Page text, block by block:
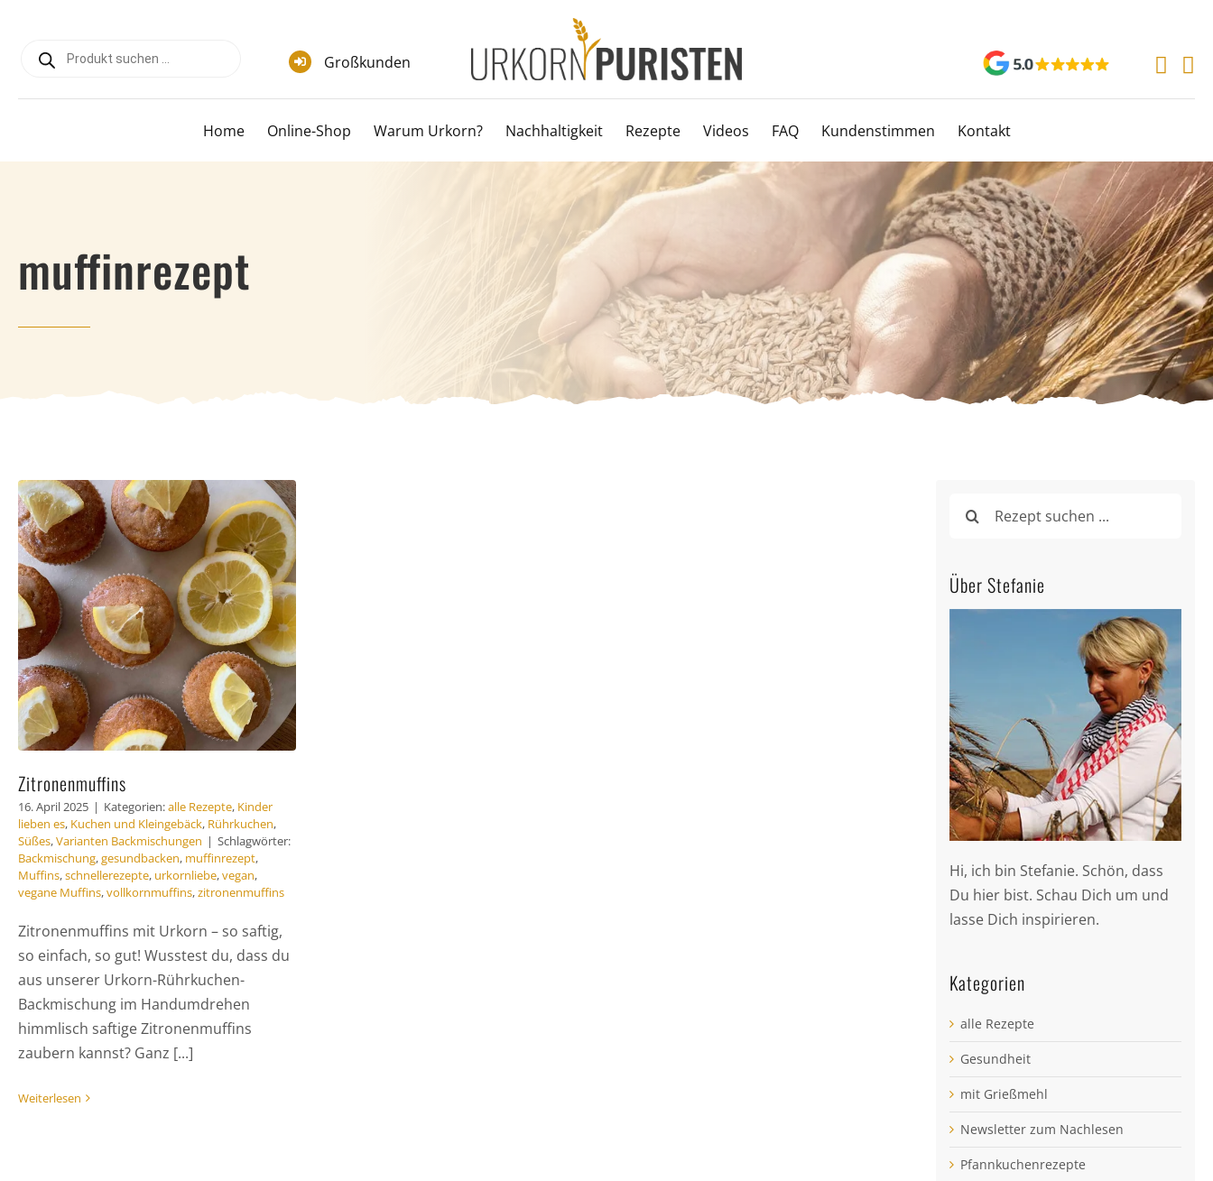
springen
search Großkunden
Home Online-Shop Warum Urkorn? Nachhaltigkeit Rezepte Videos FAQ Kundenstimmen Kontakt
muffinrezept
Zitronenmuffins
16. April 2025 | Kategorien:alle Rezepte, Kinder
lieben es, Kuchen und Kleingebäck, Rührkuchen,
Süßes,Varianten Backmischungen | Schlagwörter:
Backmischung,gesundbacken, muffinrezept,
Muffins,schnellerezepte, urkornliebe,vegan,
vegane Muffins,vollkornmuffins,zitronenmuffins
Zitronenmuffins mit Urkorn – so saftig,
so einfach, so gut! Wusstest du, dass du
aus unserer Urkorn-Rührkuchen-
Backmischung im Handumdrehen
himmlisch saftige Zitronenmuffins
zaubern kannst? Ganz [...]
Weiterlesen
nach:
Über Stefanie
Hi, ich bin Stefanie. Schön, dass
Du hier bist. Schau Dich um und
lasse Dich inspirieren.
Kategorien
alle Rezepte
Gesundheit
mit Grießmehl
Newsletter zum Nachlesen
Pfannkuchenrezepte